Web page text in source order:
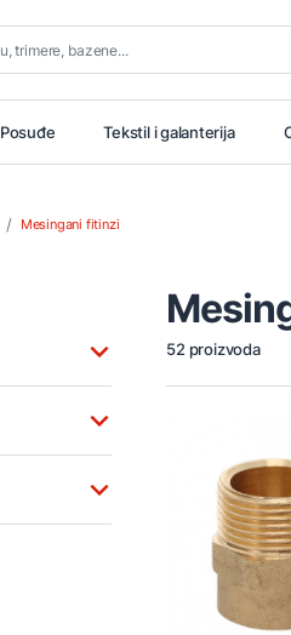
Posuđe Tekstil i galanterija
Mesingani fitinzi
52 proizvoda